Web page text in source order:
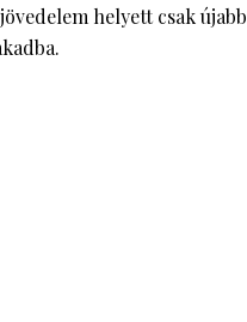
helyett csak